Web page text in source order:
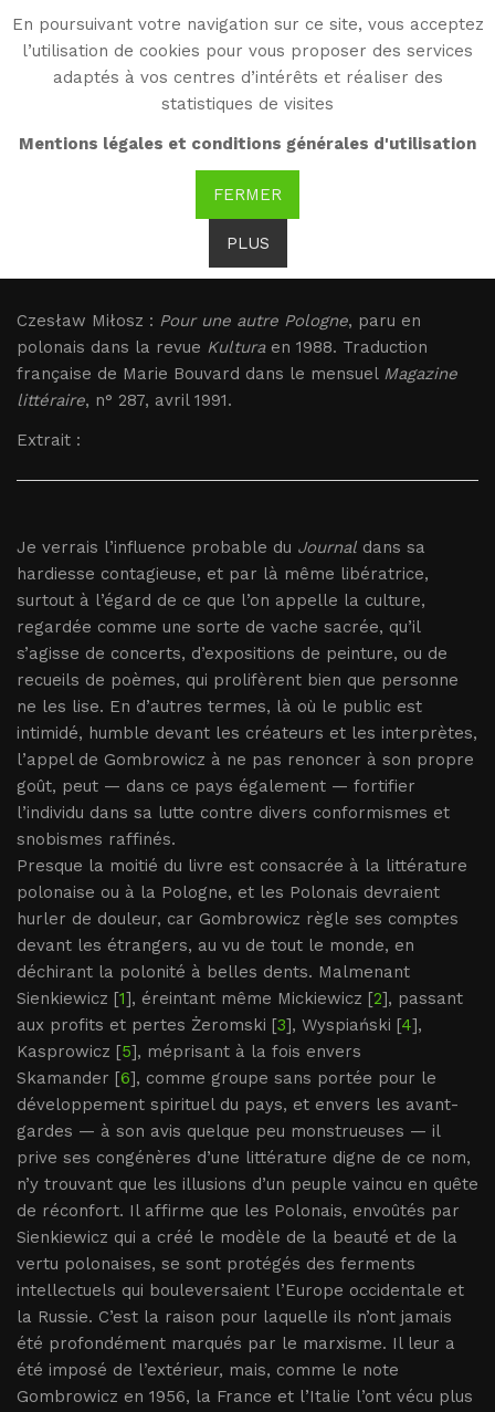
En poursuivant votre navigation sur ce site, vous acceptez
l’utilisation de cookies pour vous proposer des services
adaptés à vos centres d’intérêts et réaliser des
statistiques de visites
Mentions légales et conditions générales d'utilisation
FERMER
PLUS
WG
Witold Gombrowicz
Miłosz : Pour une autre
Miłosz : Pour une autre Pologne
Czesław Miłosz : Pour une autre Pologne, paru en
polonais dans la revue Kulturaen 1988. Traduction
française de Marie Bouvard dans le mensuel Magazine
littéraire, n° 287, avril 1991.
Extrait :
Je verrais l’influence probable du Journal dans sa
hardiesse contagieuse, et par là même libératrice,
surtout à l’égard de ce que l’on appelle la culture,
regardée comme une sorte de vache sacrée, qu’il
s’agisse de concerts, d’expositions de peinture, ou de
recueils de poèmes, qui prolifèrent bien que personne
ne les lise. En d’autres termes, là où le public est
intimidé, humble devant les créateurs et les interprètes,
l’appel de Gombrowicz à ne pas renoncer à son propre
goût, peut — dans ce pays également — fortifier
l’individu dans sa lutte contre divers conformismes et
snobismes raffinés.
Presque la moitié du livre est consacrée à la littérature
polonaise ou à la Pologne, et les Polonais devraient
hurler de douleur, car Gombrowicz règle ses comptes
devant les étrangers, au vu de tout le monde, en
déchirant la polonité à belles dents. Malmenant
Sienkiewicz [1], éreintant même Mickiewicz [2], passant
aux profits et pertes Żeromski [3], Wyspiański [4],
Kasprowicz [5], méprisant à la fois envers
Skamander [6], comme groupe sans portée pour le
développement spirituel du pays, et envers les avant-
gardes — à son avis quelque peu monstrueuses — il
prive ses congénères d’une littérature digne de ce nom,
n’y trouvant que les illusions d’un peuple vaincu en quête
de réconfort. Il affirme que les Polonais, envoûtés par
Sienkiewicz qui a créé le modèle de la beauté et de la
vertu polonaises, se sont protégés des ferments
intellectuels qui bouleversaient l’Europe occidentale et
la Russie. C’est la raison pour laquelle ils n’ont jamais
été profondément marqués par le marxisme. Il leur a
été imposé de l’extérieur, mais, comme le note
Gombrowicz en 1956, la France et l’Italie l’ont vécu plus